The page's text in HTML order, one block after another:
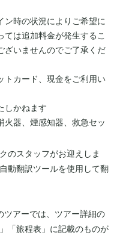
ン時の状況によりご希望に
は追加料金が発生するこ
ざいませんのでご了承くだ
トカード、現金をご利用い
しかねます
火器、煙感知器、救急セッ
のスタッフがお迎えしま
動翻訳ツールを使用して翻
ツアーでは、ツアー詳細の
「旅程表」に記載のものが